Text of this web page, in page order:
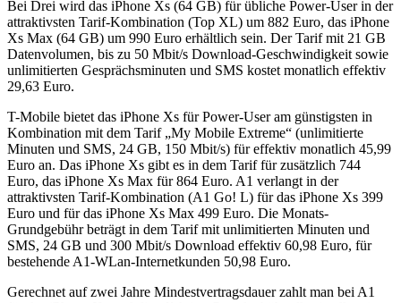
Bei Drei wird das iPhone Xs (64 GB) für übliche Power-User in der
attraktivsten Tarif-Kombination (Top XL) um 882 Euro, das iPhone
Xs Max (64 GB) um 990 Euro erhältlich sein. Der Tarif mit 21 GB
Datenvolumen, bis zu 50 Mbit/s Download-Geschwindigkeit sowie
unlimitierten Gesprächsminuten und SMS kostet monatlich effektiv
29,63 Euro.
T-Mobile bietet das iPhone Xs für Power-User am günstigsten in
Kombination mit dem Tarif „My Mobile Extreme“ (unlimitierte
Minuten und SMS, 24 GB, 150 Mbit/s) für effektiv monatlich 45,99
Euro an. Das iPhone Xs gibt es in dem Tarif für zusätzlich 744
Euro, das iPhone Xs Max für 864 Euro. A1 verlangt in der
attraktivsten Tarif-Kombination (A1 Go! L) für das iPhone Xs 399
Euro und für das iPhone Xs Max 499 Euro. Die Monats-
Grundgebühr beträgt in dem Tarif mit unlimitierten Minuten und
SMS, 24 GB und 300 Mbit/s Download effektiv 60,98 Euro, für
bestehende A1-WLan-Internetkunden 50,98 Euro.
Gerechnet auf zwei Jahre Mindestvertragsdauer zahlt man bei A1